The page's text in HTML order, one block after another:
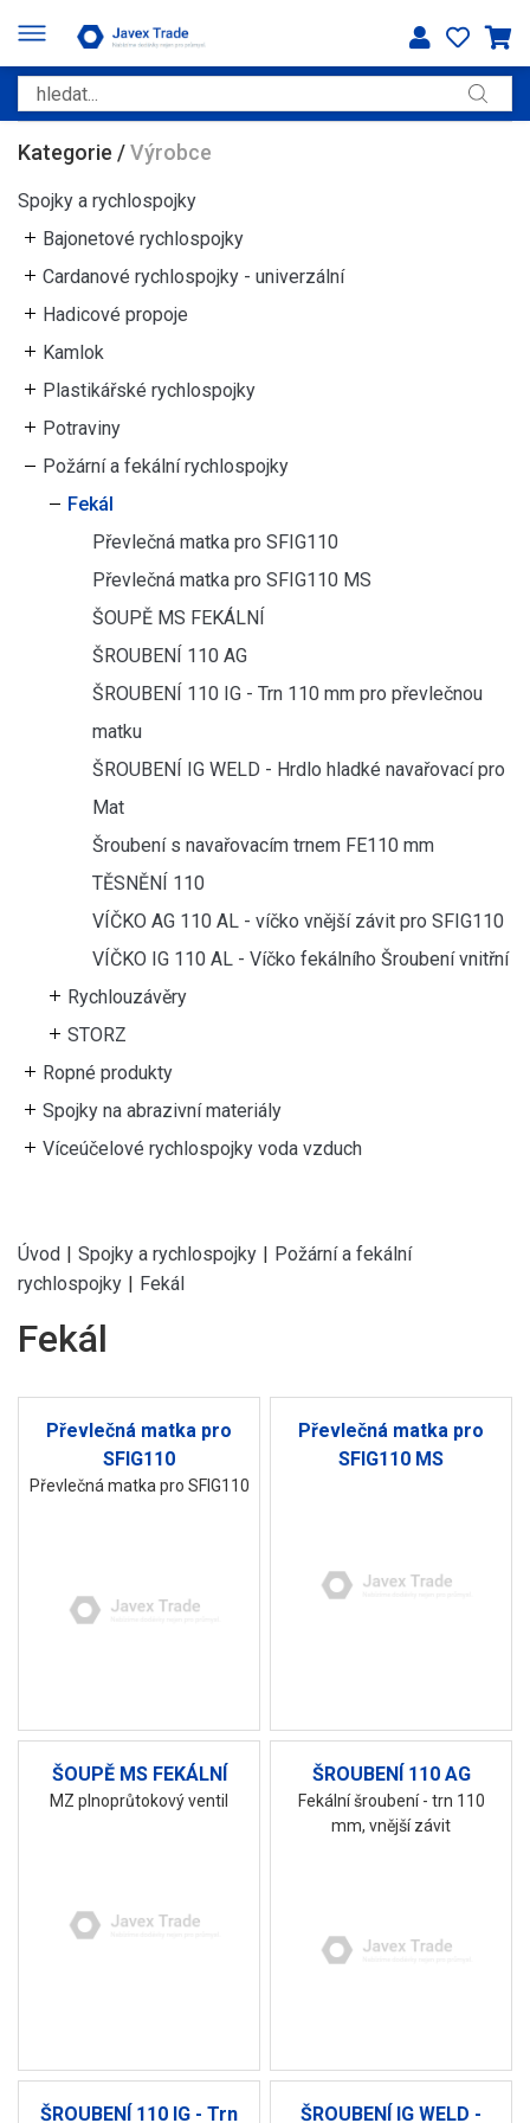
Kategorie /Výrobce
Spojky a rychlospojky
Bajonetové rychlospojky
Cardanové rychlospojky - univerzální
Hadicové propoje
Kamlok
Plastikářské rychlospojky
Potraviny
Požární a fekální rychlospojky
Fekál
Převlečná matka pro SFIG110
Převlečná matka pro SFIG110 MS
ŠOUPĚ MS FEKÁLNÍ
ŠROUBENÍ 110 AG
ŠROUBENÍ 110 IG - Trn 110 mm pro převlečnou
matku
ŠROUBENÍ IG WELD - Hrdlo hladké navařovací pro
Mat
Šroubení s navařovacím trnem FE110 mm
TĚSNĚNÍ 110
VÍČKO AG 110 AL - víčko vnější závit pro SFIG110
VÍČKO IG 110 AL - Víčko fekálního Šroubení vnitřní
Rychlouzávěry
STORZ
Ropné produkty
Spojky na abrazivní materiály
Víceúčelové rychlospojky voda vzduch
Úvod | Spojky a rychlospojky | Požární a fekální
rychlospojky | Fekál
Fekál
Převlečná matka pro
SFIG110
Převlečná matka pro SFIG110
Převlečná matka pro
SFIG110 MS
ŠOUPĚ MS FEKÁLNÍ
MZ plnoprůtokový ventil
ŠROUBENÍ 110 AG
Fekální šroubení - trn 110
mm, vnější závit
ŠROUBENÍ 110 IG - Trn ŠROUBENÍ IG WELD -